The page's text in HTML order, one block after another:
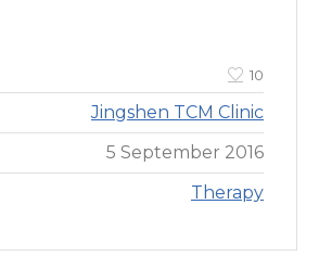
10
Jingshen TCM Clinic
5 September 2016
Therapy